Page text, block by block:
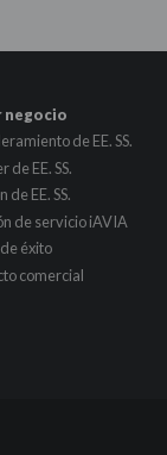
negocio
de EE. SS.
de EE. SS.
de EE. SS.
de servicio iAVIA
éxito
comercial